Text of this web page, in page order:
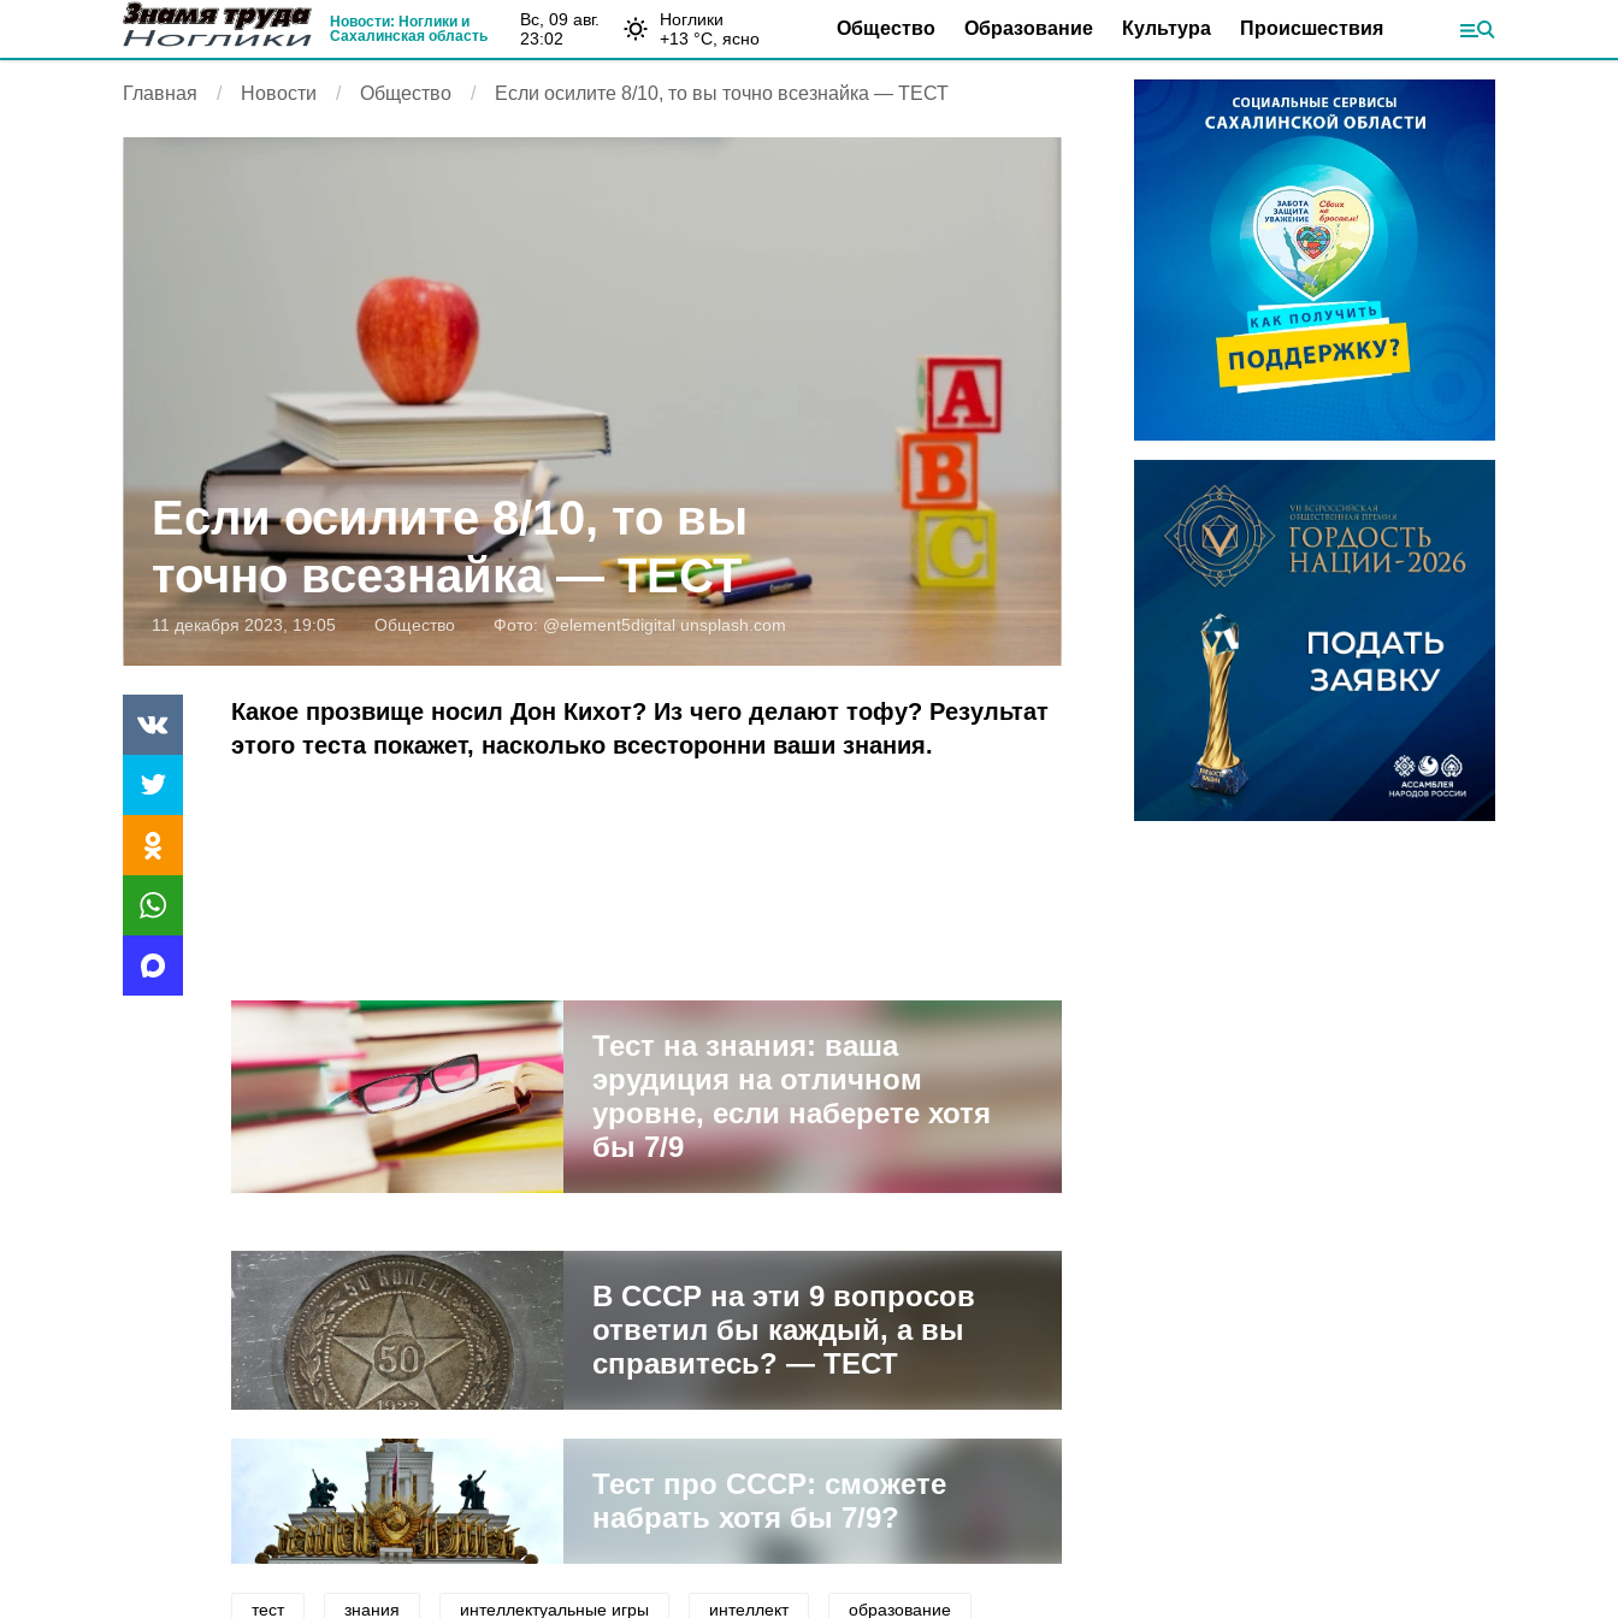
Новости: Ноглики и
Сахалинская область
вс, 09 авг.
23:02
Ноглики
+13 °С, ясно Общество Образование Культура Происшествия
Главная Новости Общество Если осилите 8/10, то вы точно всезнайка — ТЕСТ
Если осилите 8/10, то вы
точно всезнайка — ТЕСТ
11 декабря 2023, 19:05 Общество Фото: @element5digital unsplash.com
Какое прозвище носил Дон Кихот? Из чего делают тофу? Результат
этого теста покажет, насколько всесторонни ваши знания.
Тест на знания: ваша
эрудиция на отличном
уровне, если наберете хотя
бы 7/9
В СССР на эти 9 вопросов
ответил бы каждый, а вы
справитесь? — ТЕСТ
Тест про СССР: сможете
набрать хотя бы 7/9?
тест знания интеллектуальные игры интеллект образование